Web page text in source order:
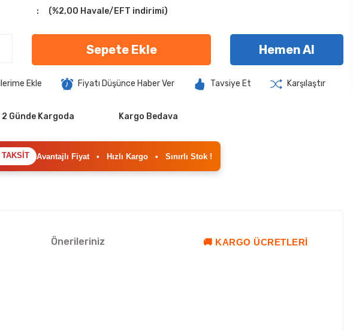
(%2,00 Havale/EFT indirimi)
Sepete Ekle Hemen Al
Fiyatı Düşünce Haber Ver Tavsiye Et Karşılaştır
2 Günde Kargoda Kargo Bedava
TAKSİT Avantajlı Fiyat • Hızlı Kargo • Sınırlı Stok !
Önerileriniz 🚚 KARGO ÜCRETLERI